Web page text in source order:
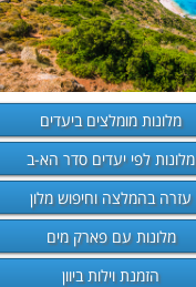
מלונות מומלצים ביעדים
מלונות לפי יעדים סדר הא-ב
עזרה בהמלצה וחיפוש מלון
מלונות עם פארק מים
הזמנת וילות ביוון